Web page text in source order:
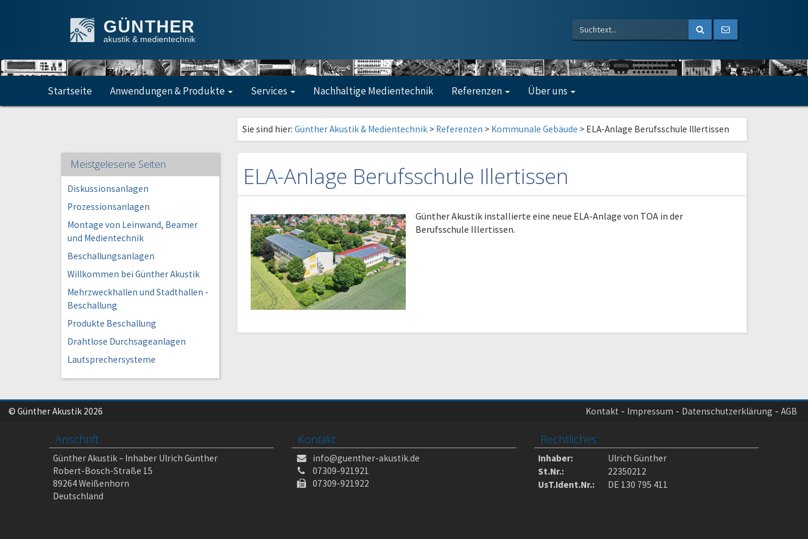
GÜNTHER
akustik & medientechnik
Startseite Anwendungen & Produkte Services Nachhaltige Medientechnik Referenzen Über uns
Sie sind hier: Günther Akustik & Medientechnik> Referenzen > Kommunale Gebäude > ELA-Anlage Berufsschule Illertissen
Meistgelesene Seiten
Diskussionsanlagen
Prozessionsanlagen
Montage von Leinwand, Beamer
und Medientechnik
Beschallungsanlagen
Willkommen bei Günther Akustik
Mehrzweckhallen und Stadthallen -
Beschallung
Produkte Beschallung
Drahtlose Durchsageanlagen
Lautsprechersysteme
ELA-Anlage Berufsschule Illertissen
Günther Akustik installierte eine neue ELA-Anlage von TOA in der
Berufsschule Illertissen.
© Günther Akustik 2026 AGB
Datenschutzerklärung
Impressum
Kontakt
Anschrift
Günther Akustik – Inhaber Ulrich Günther
Robert-Bosch-Straße 15
89264 Weißenhorn
Deutschland
Kontakt
info@guenther-akustik.de
07309-921921
07309-921922
Rechtliches
Inhaber:
Ulrich Günther
St.Nr.:
22350212
UsT.Ident.Nr.:
DE 130 795 411